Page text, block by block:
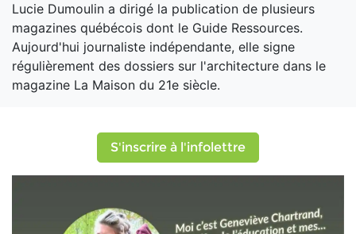
Lucie Dumoulin a dirigé la publication de plusieurs
magazines québécois dont le Guide Ressources.
Aujourd'hui journaliste indépendante, elle signe
régulièrement des dossiers sur l'architecture dans le
magazine La Maison du 21e siècle.
S'inscrire à l'infolettre